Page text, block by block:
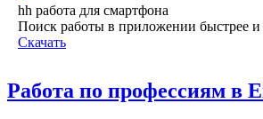
hh работа для смартфона
Поиск работы в приложении быстрее и
Скачать
Работа по профессиям в